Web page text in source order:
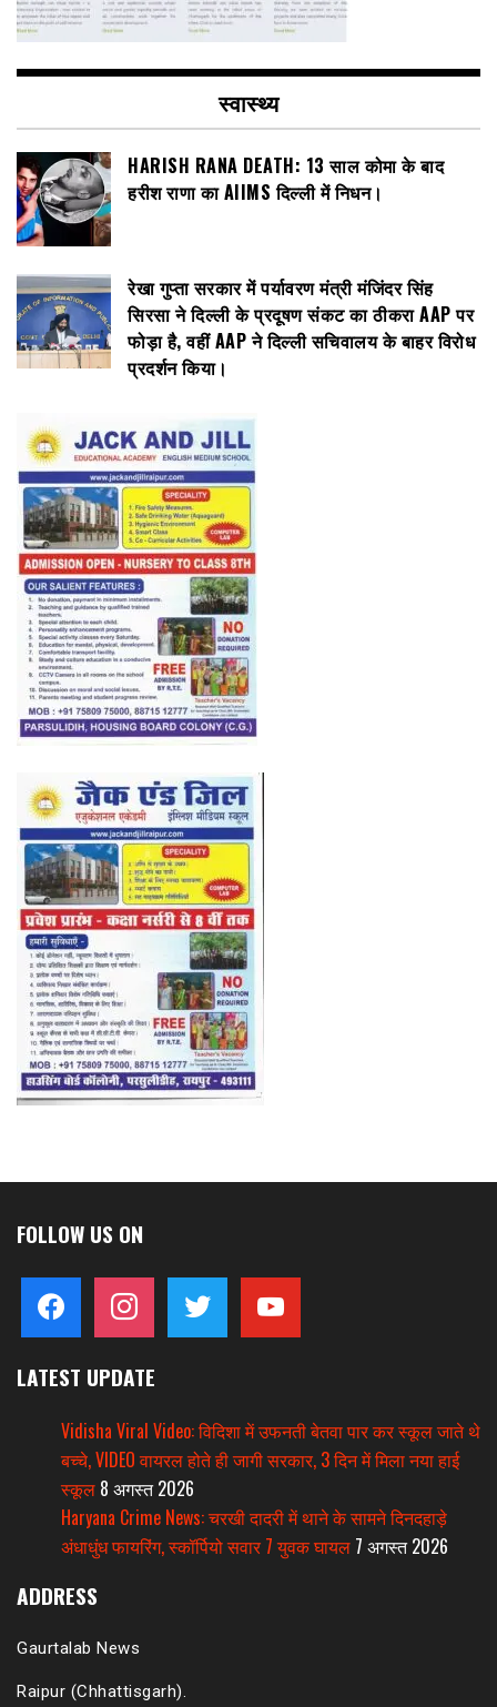
स्वास्थ्य
HARISH RANA DEATH: 13 साल कोमा के बाद
हरीश राणा का AIIMS दिल्ली में निधन।
रेखा गुप्ता सरकार में पर्यावरण मंत्री मंजिंदर सिंह
सिरसा ने दिल्ली के प्रदूषण संकट का ठीकरा AAP पर
फोड़ा है, वहीं AAP ने दिल्ली सचिवालय के बाहर विरोध
प्रदर्शन किया।
FOLLOW US ON
facebook instagram twitter youtube
LATEST UPDATE
Vidisha Viral Video: विदिशा में उफनती बेतवा पार कर स्कूल जाते थे
बच्चे, VIDEO वायरल होते ही जागी सरकार, 3 दिन में मिला नया हाई
स्कूल 8 अगस्त 2026
Haryana Crime News: चरखी दादरी में थाने के सामने दिनदहाड़े
अंधाधुंध फायरिंग, स्कॉर्पियो सवार 7 युवक घायल 7 अगस्त 2026
ADDRESS
Gaurtalab News
Raipur (Chhattisgarh).